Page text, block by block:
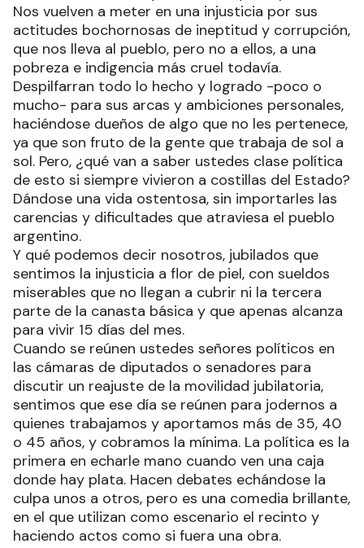
momentos difíciles que tuvimos que soportar.
Nos vuelven a meter en una injusticia por sus
actitudes bochornosas de ineptitud y corrupción,
que nos lleva al pueblo, pero no a ellos, a una
pobreza e indigencia más cruel todavía.
Despilfarran todo lo hecho y logrado -poco o
mucho- para sus arcas y ambiciones personales,
haciéndose dueños de algo que no les pertenece,
ya que son fruto de la gente que trabaja de sol a
sol. Pero, ¿qué van a saber ustedes clase política
de esto si siempre vivieron a costillas del Estado?
Dándose una vida ostentosa, sin importarles las
carencias y dificultades que atraviesa el pueblo
argentino.
Y qué podemos decir nosotros, jubilados que
sentimos la injusticia a flor de piel, con sueldos
miserables que no llegan a cubrir ni la tercera
parte de la canasta básica y que apenas alcanza
para vivir 15 días del mes.
Cuando se reúnen ustedes señores políticos en
las cámaras de diputados o senadores para
discutir un reajuste de la movilidad jubilatoria,
sentimos que ese día se reúnen para jodernos a
quienes trabajamos y aportamos más de 35, 40
o 45 años, y cobramos la mínima. La política es la
primera en echarle mano cuando ven una caja
donde hay plata. Hacen debates echándose la
culpa unos a otros, pero es una comedia brillante,
en el que utilizan como escenario el recinto y